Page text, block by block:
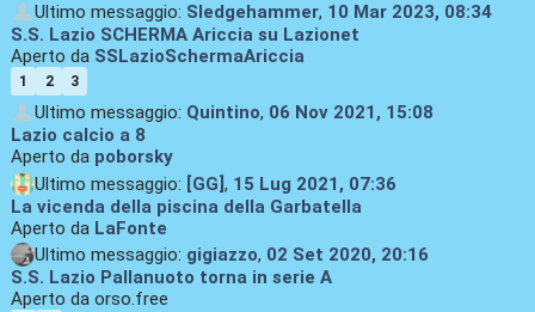
Ultimo messaggio: Sledgehammer, 10 Mar 2023, 08:34
S.S. Lazio SCHERMA Ariccia su Lazionet
Aperto da SSLazioSchermaAriccia
1 2 3
Ultimo messaggio: Quintino, 06 Nov 2021, 15:08
Lazio calcio a 8
Aperto da poborsky
Ultimo messaggio: [GG], 15 Lug 2021, 07:36
La vicenda della piscina della Garbatella
Aperto da LaFonte
Ultimo messaggio: gigiazzo, 02 Set 2020, 20:16
S.S. Lazio Pallanuoto torna in serie A
Aperto da orso.free